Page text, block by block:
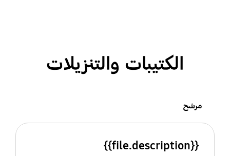
الكتيبات والتنزيلات
مرشح
{{file.description}}